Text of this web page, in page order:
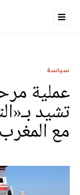
سياسة
تشيد
مع المغرب